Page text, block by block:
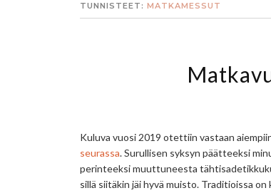
TUNNISTEET: MATKAMESSUT
Kuluva vuosi 2019 otettiin vastaan
seurassa. Surullisen syksyn päätteeksi
perinteeksi muuttuneesta
sillä siitäkin jäi hyvä muisto. Traditioissa